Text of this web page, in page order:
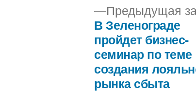
Навигация
записям
Предыдущая
В Зеленограде
пройдет бизнес-
семинар по теме
создания
рынка сбыта